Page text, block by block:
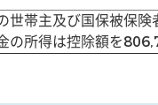
世帯主及び国保被保
の所得は控除額を